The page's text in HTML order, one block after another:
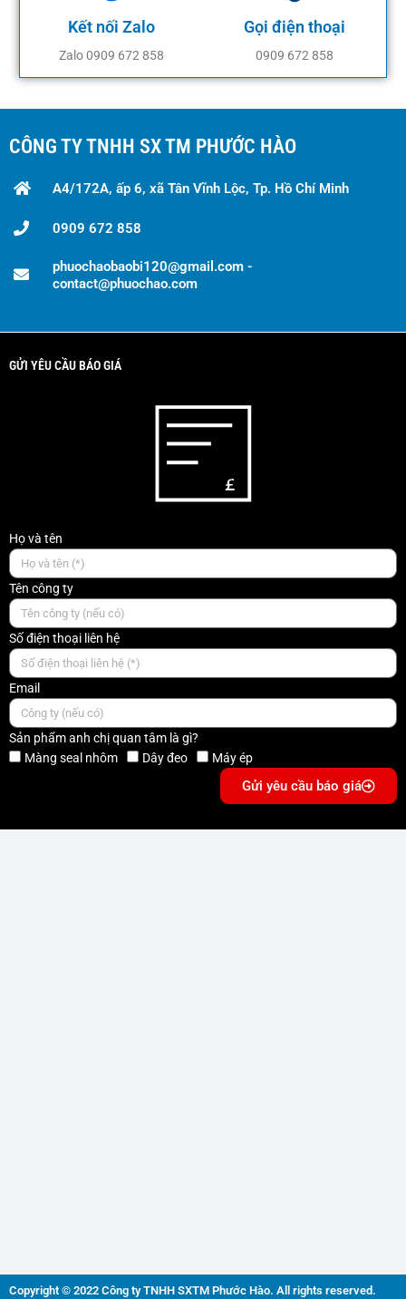
Kết nối Zalo
Zalo 0909 672 858
Gọi điện thoại
0909 672 858
CÔNG TY TNHH SX TM PHƯỚC HÀO
A4/172A, ấp 6, xã Tân Vĩnh Lộc, Tp. Hồ Chí Minh
0909 672 858
phuochaobaobi120@gmail.com -
contact@phuochao.com
GỬI YÊU CẦU BÁO GIÁ
Họ và tên
Tên công ty
Số điện thoại liên hệ
Email
Sản phẩm anh chị quan tâm là gì?
Màng seal nhôm
Dây đeo Máy ép
Gửi yêu cầu báo giá
Copyright © 2022 Công ty TNHH SXTM Phước Hào. All rights reserved.